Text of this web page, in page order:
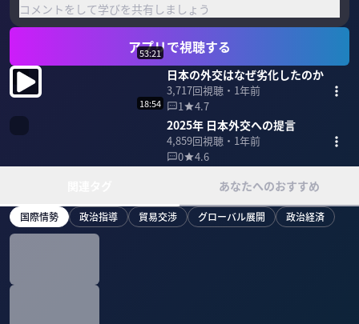
コメントをして学びを共有しましょう
アプリで視聴する
53:21
日本の外交はなぜ劣化したのか
3,717回視聴・ 1年前
1
4.7
18:54
2025年 日本外交への提言
4,859回視聴・ 1年前
0
4.6
あなたへのおすすめ
国際情勢 政治指導 貿易交渉 グローバル展開 政治経済